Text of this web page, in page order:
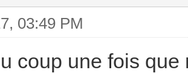
03:49 PM
coup une fois